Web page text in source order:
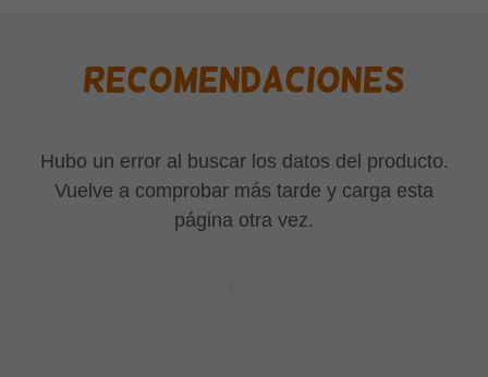
recomendaciones
Hubo un error al buscar los datos del producto.
Vuelve a comprobar más tarde y carga esta
página otra vez.